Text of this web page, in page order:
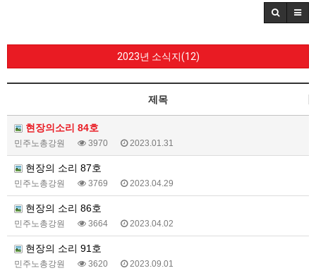
2023년 소식지(12)
제목
현장의소리 84호
민주노총강원 3970 2023.01.31
현장의 소리 87호
민주노총강원 3769 2023.04.29
현장의 소리 86호
민주노총강원 3664 2023.04.02
현장의 소리 91호
민주노총강원 3620 2023.09.01